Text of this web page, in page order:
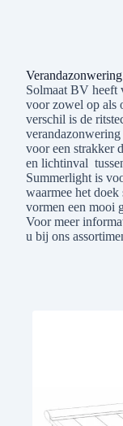
Verandazonwering
Solmaat BV heeft
voor zowel op als
verschil is de
voor een strakker
en lichtinval
Summerlight is
waarmee het
vormen een mooi
Voor meer
u bij ons